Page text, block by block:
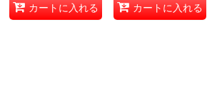
カートに入れる カートに入れる